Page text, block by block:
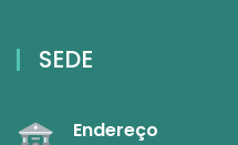
SEDE
Endereço